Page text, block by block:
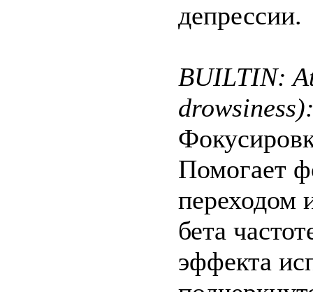
депрессии.
BUILTIN:
Помогает
переходом
бета
эффекта